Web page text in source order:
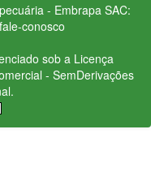
- Embrapa SAC:
conosco
sob a Licença
- SemDerivações